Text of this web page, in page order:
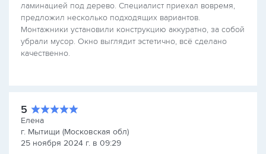
ламинацией под дерево. Специалист приехал вовремя,
предложил несколько подходящих вариантов.
Монтажники установили конструкцию аккуратно, за собой
убрали мусор. Окно выглядит эстетично, всё сделано
качественно.
5
Елена
г. Мытищи (Московская обл)
25 ноября 2024 г. в 09:29